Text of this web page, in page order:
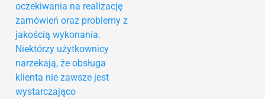
oczekiwania na realizację
zamówień oraz problemy z
jakością wykonania.
Niektórzy użytkownicy
narzekają, że obsługa
klienta nie zawsze jest
wystarczająco